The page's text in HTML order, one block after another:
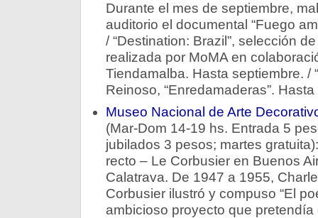
Durante el mes de septiembre,
auditorio el documental “Fuego
/ “Destination: Brazil”, selección
realizada por MoMA en
Tiendamalba. Hasta septiembre. /
Reinoso, “Enredamaderas”.
Museo Nacional de Arte
(Mar-Dom 14-19 hs. Entrada 5
jubilados 3 pesos; martes
recto – Le Corbusier en Buenos
Calatrava. De 1947 a 1955,
Corbusier ilustró y compuso “El
ambicioso proyecto que pretendía